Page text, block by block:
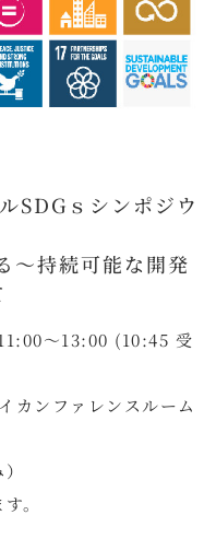
SDGｓシンポジウ
～持続可能な開発
～13:00 (10:45 受
ンファレンスルーム
。